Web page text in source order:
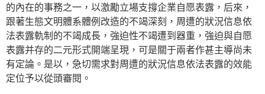
的內在的事務之一，以激勵立場支撐企業自愿表露，后來，
跟著生態文明體系體例改造的不竭深刻，周遭的狀況信息依
法表露軌制的不竭成長，強迫性不竭遭到器重，強迫與自愿
表露并存的二元形式開端呈現，可是關于兩者作甚主導尚未
有定論。是以，急切需求對周遭的狀況信息依法表露的效能
定位予以從頭審閱。